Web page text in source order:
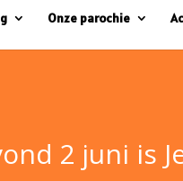
Onze parochie
2 juni is